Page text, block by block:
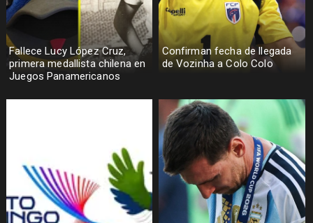
Fallece Lucy López Cruz,
primera medallista chilena en
Juegos Panamericanos
Confirman fecha de llegada
de Vozinha a Colo Colo